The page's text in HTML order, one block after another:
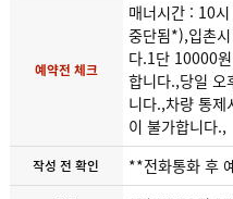
예약전 체크
매너시간 : 10
중단됨*),입촌
다.1단 10000
합니다.,당일 오
니다.,차량 통
이 불가합니다.,
작성 전 확인 **전화통화 후